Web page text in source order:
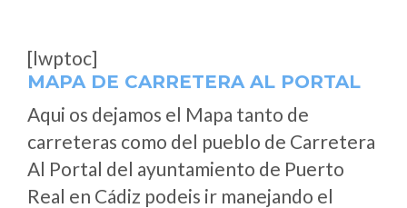
[lwptoc]
MAPA DE CARRETERA AL PORTAL
Aqui os dejamos el Mapa tanto de
carreteras como del pueblo de Carretera
Al Portal del ayuntamiento de Puerto
Real en Cádiz podeis ir manejando el